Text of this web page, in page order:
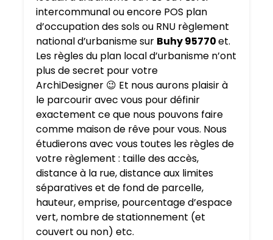
intercommunal ou encore POS plan
d’occupation des sols ou RNU règlement
national d’urbanisme sur Buhy 95770et.
Les règles du plan local d’urbanisme n’ont
plus de secret pour votre
ArchiDesigner 😉 Et nous aurons plaisir à
le parcourir avec vous pour définir
exactement ce que nous pouvons faire
comme maison de rêve pour vous. Nous
étudierons avec vous toutes les règles de
votre règlement : taille des accès,
distance à la rue, distance aux limites
séparatives et de fond de parcelle,
hauteur, emprise, pourcentage d’espace
vert, nombre de stationnement (et
couvert ou non) etc.